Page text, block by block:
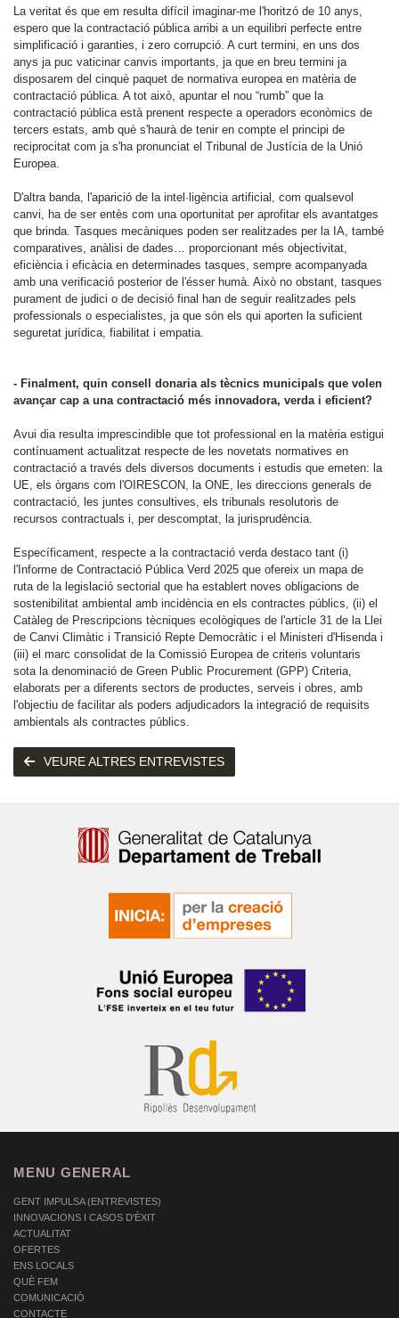
La veritat és que em resulta difícil imaginar-me l'horitzó de 10 anys,
espero que la contractació pública arribi a un equilibri perfecte entre
simplificació i garanties, i zero corrupció. A curt termini, en uns dos
anys ja puc vaticinar canvis importants, ja que en breu termini ja
disposarem del cinquè paquet de normativa europea en matèria de
contractació pública. A tot això, apuntar el nou “rumb” que la
contractació pública està prenent respecte a operadors econòmics de
tercers estats, amb què s'haurà de tenir en compte el principi de
reciprocitat com ja s'ha pronunciat el Tribunal de Justícia de la Unió
Europea.
D'altra banda, l'aparició de la intel·ligència artificial, com qualsevol
canvi, ha de ser entès com una oportunitat per aprofitar els avantatges
que brinda. Tasques mecàniques poden ser realitzades per la IA, també
comparatives, anàlisi de dades… proporcionant més objectivitat,
eficiència i eficàcia en determinades tasques, sempre acompanyada
amb una verificació posterior de l'ésser humà. Això no obstant, tasques
purament de judici o de decisió final han de seguir realitzades pels
professionals o especialistes, ja que són els qui aporten la suficient
seguretat jurídica, fiabilitat i empatia.
- Finalment, quin consell donaria als tècnics municipals que volen
avançar cap a una contractació més innovadora, verda i eficient?
Avui dia resulta imprescindible que tot professional en la matèria estigui
contínuament actualitzat respecte de les novetats normatives en
contractació a través dels diversos documents i estudis que emeten: la
UE, els òrgans com l'OIRESCON, la ONE, les direccions generals de
contractació, les juntes consultives, els tribunals resolutoris de
recursos contractuals i, per descomptat, la jurisprudència.
Específicament, respecte a la contractació verda destaco tant (i)
l'Informe de Contractació Pública Verd 2025 que ofereix un mapa de
ruta de la legislació sectorial que ha establert noves obligacions de
sostenibilitat ambiental amb incidència en els contractes públics, (ii) el
Catàleg de Prescripcions tècniques ecològiques de l'article 31 de la Llei
de Canvi Climàtic i Transició Repte Democràtic i el Ministeri d'Hisenda i
(iii) el marc consolidat de la Comissió Europea de criteris voluntaris
sota la denominació de Green Public Procurement (GPP) Criteria,
elaborats per a diferents sectors de productes, serveis i obres, amb
l'objectiu de facilitar als poders adjudicadors la integració de requisits
ambientals als contractes públics.
VEURE ALTRES ENTREVISTES
MENU GENERAL
GENT IMPULSA (ENTREVISTES)
INNOVACIONS I CASOS D'ÈXIT
ACTUALITAT
OFERTES
ENS LOCALS
QUÈ FEM
COMUNICACIÓ
CONTACTE